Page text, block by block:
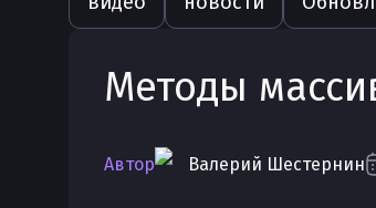
Методы
Автор Валерий Шестернин